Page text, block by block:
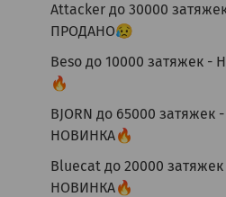
Attacker до 30000
ПРОДАНО😥
Beso до 10000 затяжек -
🔥
BJORN до 65000 затяжек -
НОВИНКА🔥
Bluecat до 20000
НОВИНКА🔥